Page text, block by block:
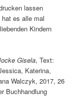
lassen
es alle mal
Kindern
Gisela, Text:
Katerina,
Walczyk, 2017, 26
Buchhandlung